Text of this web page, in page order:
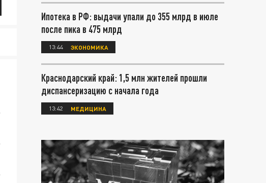
Ипотека в РФ: выдачи упали до 355 млрд в июле
после пика в 475 млрд
13:44 ЭКОНОМИКА
Краснодарский край: 1,5 млн жителей прошли
диспансеризацию с начала года
13:42 МЕДИЦИНА